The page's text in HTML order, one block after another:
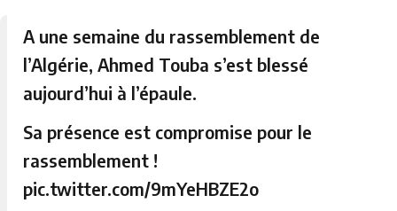
A une semaine du rassemblement de
l’Algérie, Ahmed Touba s’est blessé
aujourd’hui à l’épaule.
Sa présence est compromise pour le
rassemblement !
pic.twitter.com/9mYeHBZE2o